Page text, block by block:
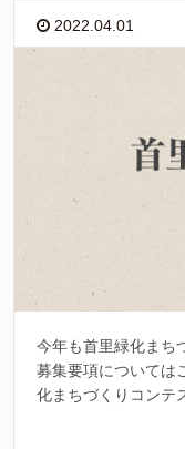
2022.04.01
今年も首里緑化まち
募集要項については
化まちづくりコンテ